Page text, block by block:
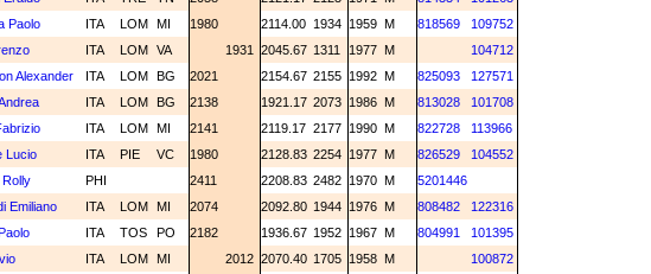
Paolo ITA LOM MI 1980 2114.00 1934 1959 M 818569
109752
ITA LOM VA 1931 2045.67 1311 1977 M
104712
Alexander ITA LOM BG 2021 2154.67 2155 1992 M 825093
127571
ITA LOM BG 2138 1921.17 2073 1986 M 813028
101708
ITA LOM MI 2141 2119.17 2177 1990 M 822728
113966
Lucio ITA PIE VC 1980 2128.83 2254 1977 M 826529
104552
PHI 2411 2208.83 2482 1970 M
5201446
Emiliano ITA LOM MI 2074 2092.80 1944 1976 M 808482
122316
ITA TOS PO 2182 1936.67 1952 1967 M 804991
101395
ITA LOM MI 2012 2070.40 1705 1958 M
100872